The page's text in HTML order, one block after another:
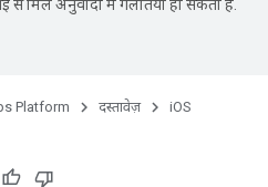
से मिले अनुवादों में गलतियां हो सकती हैं.
Platform दस्तावेज़
iOS